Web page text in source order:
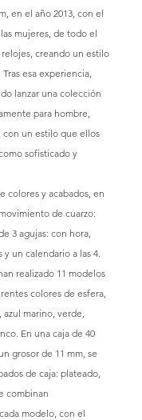
en el año 2013, con el
mujeres, de todo el
creando un estilo
esa experiencia,
lanzar una colección
para hombre,
con un estilo que ellos
sofisticado y
colores y acabados, en
de cuarzo:
3 agujas: con hora,
un calendario a las 4.
realizado 11 modelos
colores de esfera,
azul marino, verde,
En una caja de 40
grosor de 11 mm, se
de caja: plateado,
combinan
modelo, con el